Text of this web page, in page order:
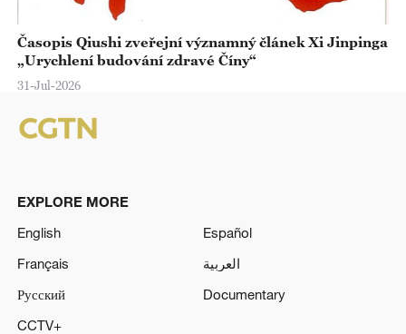
Časopis Qiushi zveřejní významný článek Xi Jinpinga
„Urychlení budování zdravé Číny“
31-Jul-2026
EXPLORE MORE
English
Español
Français
العربية
Русский
Documentary
CCTV+